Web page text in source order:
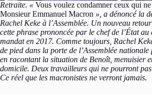
Retraite. « Vous voulez condamner ceux qui
Monsieur Emmanuel Macron », a dénoncé la
Rachel Keke à l’Assemblée. Un nouveau
cette phrase prononcée par le chef de l’État
mandat en 2017. Comme toujours, Rachel
de pied dans la porte de l’Assemblée
en racontant la situation de Benoît, menuisier
domicile. Deux travailleurs qui ne pourront
Ce réel que les macronistes ne verront jamais.